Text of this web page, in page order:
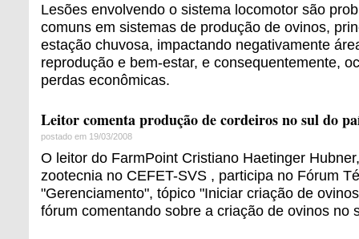
Lesões envolvendo o sistema locomotor são
comuns em sistemas de produção de ovinos,
estação chuvosa, impactando negativamente
reprodução e bem-estar, e consequentemente,
perdas econômicas.
Leitor comenta produção de cordeiros no sul do
postado em 19/03/2008
O leitor do FarmPoint Cristiano Haetinger
zootecnia no CEFET-SVS , participa no Fórum
"Gerenciamento", tópico "Iniciar criação de
fórum comentando sobre a criação de ovinos no